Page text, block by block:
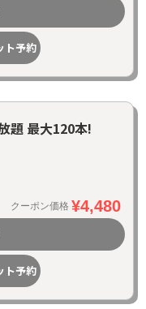
ト予約
題 最大120本!
クーポン価格 ¥4,480
ト予約